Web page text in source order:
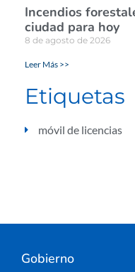
Incendios
ciudad para hoy
8 de agosto de 2026
Leer Más >>
Etiquetas
móvil de licencias
Gobierno